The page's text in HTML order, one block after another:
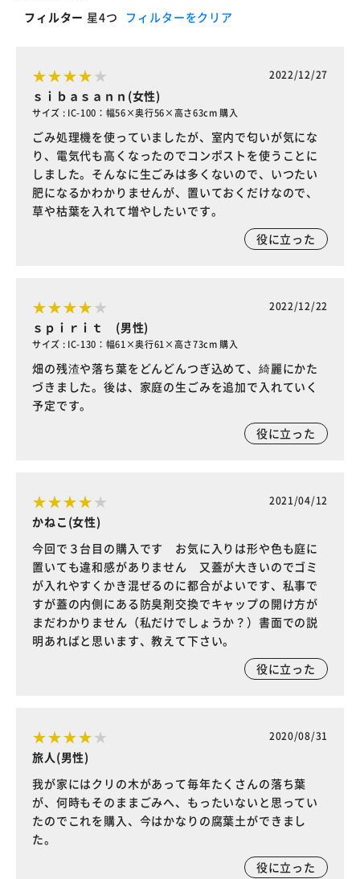
フィルター 星4つ フィルターをクリア
2022/12/27
ｓｉｂａｓａｎｎ(女性)
サイズ : IC-100：幅56×奥行56×高さ63cm 購入
ごみ処理機を使っていましたが、室内で匂いが気にな
り、電気代も高くなったのでコンポストを使うことに
しました。そんなに生ごみは多くないので、いつたい
肥になるかわかりませんが、置いておくだけなので、
草や枯葉を入れて増やしたいです。
役に立った
2022/12/22
ｓｐｉｒｉｔ (男性)
サイズ : IC-130：幅61×奥行61×高さ73cm 購入
畑の残渣や落ち葉をどんどんつぎ込めて、綺麗にかた
づきました。後は、家庭の生ごみを追加で入れていく
予定です。
役に立った
2021/04/12
かねこ(女性)
今回で３台目の購入です お気に入りは形や色も庭に
置いても違和感がありません 又蓋が大きいのでゴミ
が入れやすくかき混ぜるのに都合がよいです、私事で
すが蓋の内側にある防臭剤交換でキャップの開け方が
まだわかりません（私だけでしょうか？）書面での説
明あればと思います、教えて下さい。
役に立った
2020/08/31
旅人(男性)
我が家にはクリの木があって毎年たくさんの落ち葉
が、何時もそのままごみへ、もったいないと思ってい
たのでこれを購入、今はかなりの腐葉土ができまし
た。
役に立った